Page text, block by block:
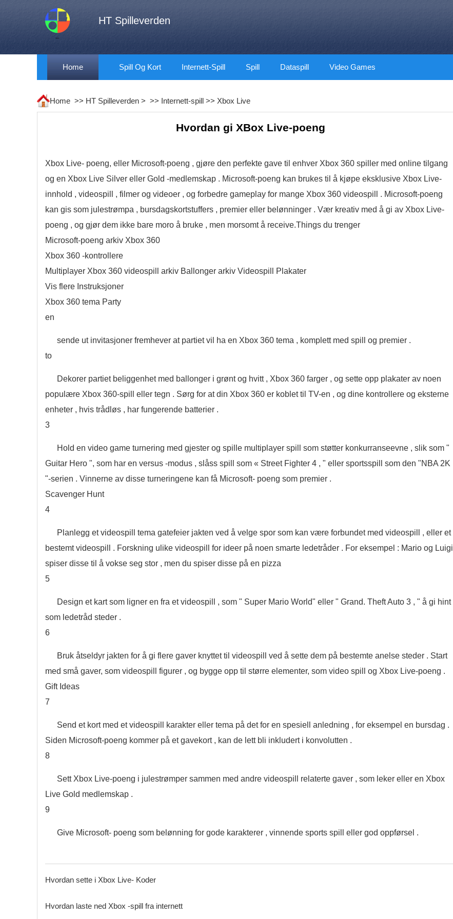
HT Spilleverden
Home Spill Og Kort Internett-Spill Spill Dataspill Video Games
Home >> HT Spilleverden > >> Internett-spill >> Xbox Live
Hvordan gi XBox Live-poeng
Xbox Live- poeng, eller Microsoft-poeng , gjøre den perfekte gave til enhver Xbox 360 spiller med online tilgang
og en Xbox Live Silver eller Gold -medlemskap . Microsoft-poeng kan brukes til å kjøpe eksklusive Xbox Live-
innhold , videospill , filmer og videoer , og forbedre gameplay for mange Xbox 360 videospill . Microsoft-poeng
kan gis som julestrømpa , bursdagskortstuffers , premier eller belønninger . Vær kreativ med å gi av Xbox Live-
poeng , og gjør dem ikke bare moro å bruke , men morsomt å receive.Things du trenger
Microsoft-poeng arkiv Xbox 360
Xbox 360 -kontrollere
Multiplayer Xbox 360 videospill arkiv Ballonger arkiv Videospill Plakater
Vis flere Instruksjoner
Xbox 360 tema Party
en
sende ut invitasjoner fremhever at partiet vil ha en Xbox 360 tema , komplett med spill og premier .
to
Dekorer partiet beliggenhet med ballonger i grønt og hvitt , Xbox 360 farger , og sette opp plakater av noen
populære Xbox 360-spill eller tegn . Sørg for at din Xbox 360 er koblet til TV-en , og dine kontrollere og eksterne
enheter , hvis trådløs , har fungerende batterier .
3
Hold en video game turnering med gjester og spille multiplayer spill som støtter konkurranseevne , slik som "
Guitar Hero ", som har en versus -modus , slåss spill som « Street Fighter 4 , " eller sportsspill som den "NBA 2K
"-serien . Vinnerne av disse turneringene kan få Microsoft- poeng som premier .
Scavenger Hunt
4
Planlegg et videospill tema gatefeier jakten ved å velge spor som kan være forbundet med videospill , eller et
bestemt videospill . Forskning ulike videospill for ideer på noen smarte ledetråder . For eksempel : Mario og Luigi
spiser disse til å vokse seg stor , men du spiser disse på en pizza
5
Design et kart som ligner en fra et videospill , som " Super Mario World" eller " Grand. Theft Auto 3 , " å gi hint
som ledetråd steder .
6
Bruk åtseldyr jakten for å gi flere gaver knyttet til videospill ved å sette dem på bestemte anelse steder . Start
med små gaver, som videospill figurer , og bygge opp til større elementer, som video spill og Xbox Live-poeng .
Gift Ideas
7
Send et kort med et videospill karakter eller tema på det for en spesiell anledning , for eksempel en bursdag .
Siden Microsoft-poeng kommer på et gavekort , kan de lett bli inkludert i konvolutten .
8
Sett Xbox Live-poeng i julestrømper sammen med andre videospill relaterte gaver , som leker eller en Xbox
Live Gold medlemskap .
9
Give Microsoft- poeng som belønning for gode karakterer , vinnende sports spill eller god oppførsel .
Hvordan sette i Xbox Live- Koder
Hvordan laste ned Xbox -spill fra internett